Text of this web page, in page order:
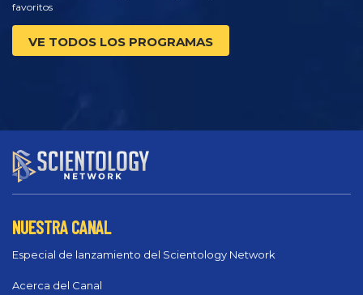
favoritos
VE TODOS LOS PROGRAMAS
NUESTRA CANAL
Especial de lanzamiento del Scientology Network
Acerca del Canal